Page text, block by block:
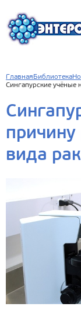
Главная Библиотека
Сингапурские учёные
причину
вида